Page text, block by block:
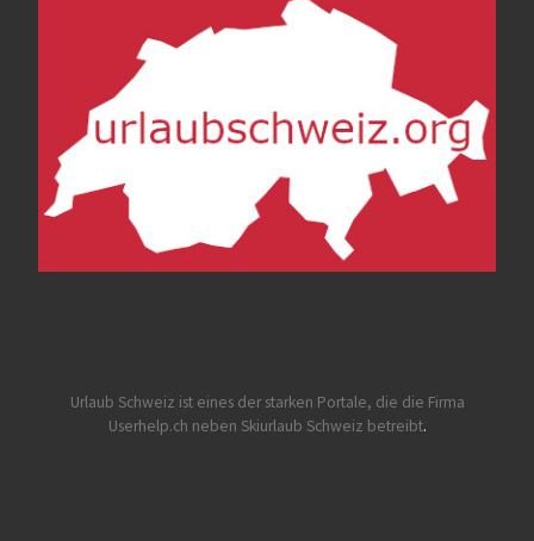
Urlaub Schweiz ist eines der starken Portale, die die Firma
Userhelp.ch neben Skiurlaub Schweiz betreibt.